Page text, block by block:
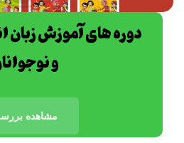
دوره های آموزش زبان
و
مشاهده